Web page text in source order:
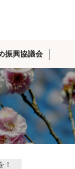
振興協議会
！